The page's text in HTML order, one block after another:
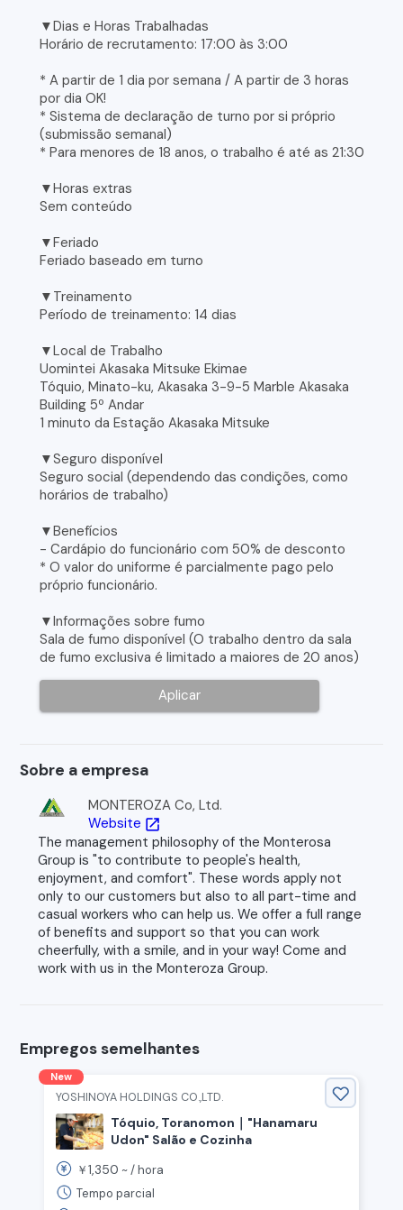
▼Dias e Horas Trabalhadas
Horário de recrutamento: 17:00 às 3:00
* A partir de 1 dia por semana / A partir de 3 horas
por dia OK!
* Sistema de declaração de turno por si próprio
(submissão semanal)
* Para menores de 18 anos, o trabalho é até as 21:30
▼Horas extras
Sem conteúdo
▼Feriado
Feriado baseado em turno
▼Treinamento
Período de treinamento: 14 dias
▼Local de Trabalho
Uomintei Akasaka Mitsuke Ekimae
Tóquio, Minato-ku, Akasaka 3-9-5 Marble Akasaka
Building 5º Andar
1 minuto da Estação Akasaka Mitsuke
▼Seguro disponível
Seguro social (dependendo das condições, como
horários de trabalho)
▼Benefícios
- Cardápio do funcionário com 50% de desconto
* O valor do uniforme é parcialmente pago pelo
próprio funcionário.
▼Informações sobre fumo
Sala de fumo disponível (O trabalho dentro da sala
de fumo exclusiva é limitado a maiores de 20 anos)
Aplicar
Sobre a empresa
MONTEROZA Co, Ltd.
Website open_in_new
The management philosophy of the Monterosa
Group is "to contribute to people's health,
enjoyment, and comfort". These words apply not
only to our customers but also to all part-time and
casual workers who can help us. We offer a full range
of benefits and support so that you can work
cheerfully, with a smile, and in your way! Come and
work with us in the Monteroza Group.
Empregos semelhantes
New
YOSHINOYA HOLDINGS CO.,LTD.
Tóquio, Toranomon｜"Hanamaru
Udon" Salão e Cozinha
￥1,350 ~ /hora
Tempo parcial